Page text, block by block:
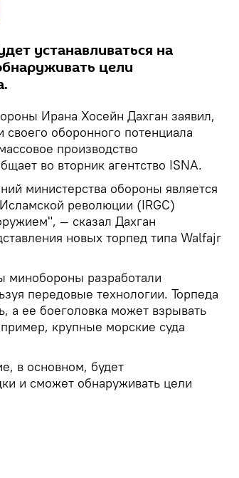
устанавливаться на
цели
Ирана Хосейн Дахган заявил,
своего оборонного потенциала
производство
во вторник агентство ISNA.
министерства обороны является
революции (IRGC)
— сказал Дахган
новых торпед типа Walfajr
минобороны разработали
передовые технологии. Торпеда
а ее боеголовка может взрывать
крупные морские суда
в основном, будет
и сможет обнаруживать цели